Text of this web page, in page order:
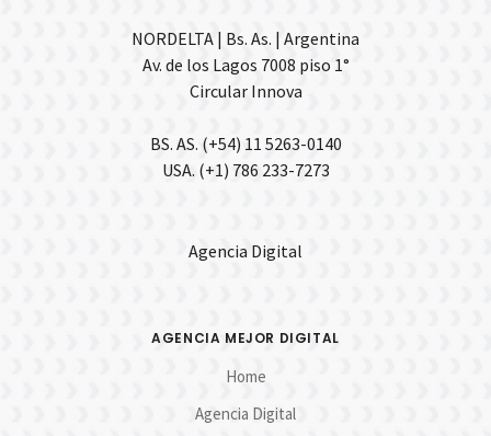
NORDELTA | Bs. As. | Argentina
Av. de los Lagos 7008 piso 1°
Circular Innova
BS. AS. (+54) 11 5263-0140
USA. (+1) 786 233-7273
Agencia Digital
AGENCIA MEJOR DIGITAL
Home
Agencia Digital